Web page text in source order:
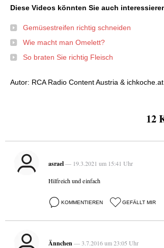
Diese Videos könnten Sie auch
Gemüsestreifen richtig schneiden
Wie macht man Omelett?
So braten Sie richtig Fleisch
Autor: RCA Radio Content Austria & ichkoche.at
12
asrael— 19.3.2021 um 15:41 Uhr
Hilfreich und einfach
KOMMENTIEREN GEFÄLLT MIR
Ännchen— 3.7.2016 um 23:05 Uhr